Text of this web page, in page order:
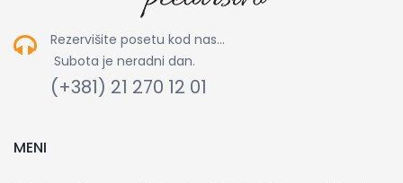
Rezervišite posetu kod nas...
Subota je neradni dan.
(+381) 21 270 12 01
MENI